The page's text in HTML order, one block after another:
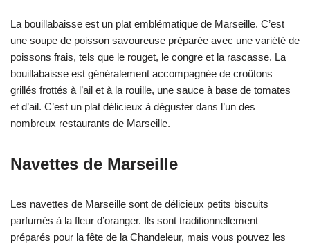
La bouillabaisse est un plat emblématique de Marseille. C’est
une soupe de poisson savoureuse préparée avec une variété de
poissons frais, tels que le rouget, le congre et la rascasse. La
bouillabaisse est généralement accompagnée de croûtons
grillés frottés à l’ail et à la rouille, une sauce à base de tomates
et d’ail. C’est un plat délicieux à déguster dans l’un des
nombreux restaurants de Marseille.
Navettes de Marseille
Les navettes de Marseille sont de délicieux petits biscuits
parfumés à la fleur d’oranger. Ils sont traditionnellement
préparés pour la fête de la Chandeleur, mais vous pouvez les